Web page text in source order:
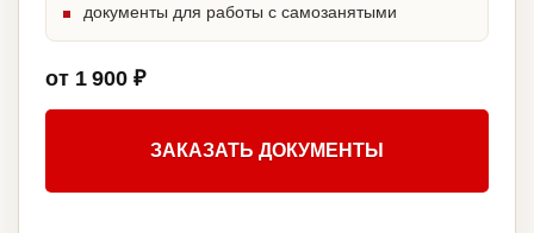
документы для работы с самозанятыми
от 1 900 ₽
ЗАКАЗАТЬ ДОКУМЕНТЫ